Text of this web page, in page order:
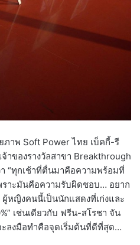
าพ Soft Power ไทย เบ็คกี้-รี
าของรางวัลสาขา Breakthrough
า “ทุกเช้าที่ตื่นมาคือความพร้อมที่
ราะมันคือความรับผิดชอบ… อยาก
หญิงคนนี้เป็นนักแสดงที่เก่งและ
เช่นเดียวกับ ฟรีน-สโรชา จัน
ะลงมือทำคือจุดเริ่มต้นที่ดีที่สุด…